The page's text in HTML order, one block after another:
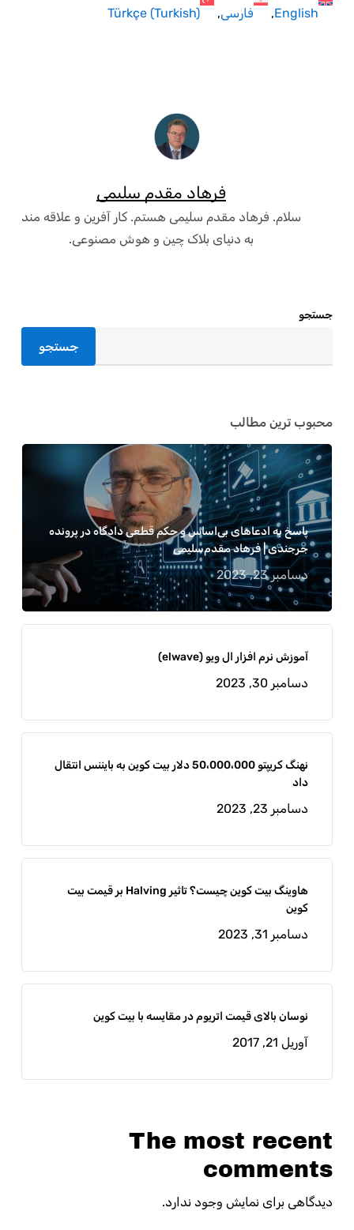
English فارسی Türkçe (Turkish)
فرهاد مقدم سلیمی
سلام. فرهاد مقدم سلیمی هستم. کار آفرین و علاقه مند
به دنیای بلاک چین و هوش مصنوعی.
جستجو
جستجو
محبوب ترین مطالب
پاسخ به ادعاهای بی‌اساس و حکم قطعی دادگاه در پرونده
جرجندی | فرهاد مقدم‌سلیمی
دسامبر 23, 2023
آموزش نرم افزار ال ویو (elwave)
دسامبر 30, 2023
نهنگ کریپتو 50،000،000 دلار بیت کوین به بایننس انتقال
داد
دسامبر 23, 2023
هاوینگ بیت کوین چیست؟ تاثیر Halving بر قیمت بیت
کوین
دسامبر 31, 2023
نوسان بالای قیمت اتریوم در مقایسه با بیت کوین
آوریل 21, 2017
The most recent
comments
دیدگاهی برای نمایش وجود ندارد.